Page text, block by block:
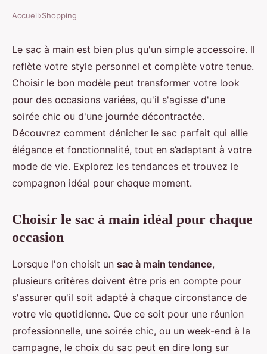
SHOPPING
Sac à main : trouvez le style
parfait pour chaque occasion
Enzo•10 novembre 2024•9 min de lecture
Accueil›Shopping
Le sac à main est bien plus qu'un simple accessoire. Il
reflète votre style personnel et complète votre tenue.
Choisir le bon modèle peut transformer votre look
pour des occasions variées, qu'il s'agisse d'une
soirée chic ou d'une journée décontractée.
Découvrez comment dénicher le sac parfait qui allie
élégance et fonctionnalité, tout en s’adaptant à votre
mode de vie. Explorez les tendances et trouvez le
compagnon idéal pour chaque moment.
Choisir le sac à main idéal pour chaque
occasion
Lorsque l'on choisit un sac à main tendance,
plusieurs critères doivent être pris en compte pour
s'assurer qu'il soit adapté à chaque circonstance de
votre vie quotidienne. Que ce soit pour une réunion
professionnelle, une soirée chic, ou un week-end à la
campagne, le choix du sac peut en dire long sur